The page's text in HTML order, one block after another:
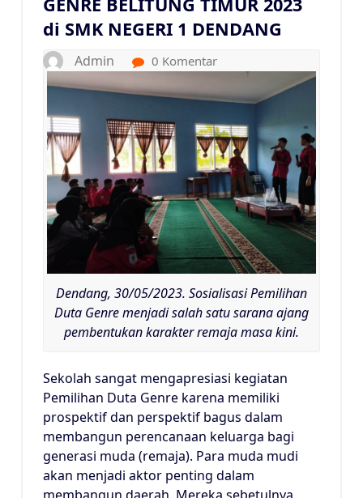
di SMK NEGERI 1 DENDANG
Admin 0 Komentar
Dendang, 30/05/2023. Sosialisasi Pemilihan
Duta Genre menjadi salah satu sarana ajang
pembentukan karakter remaja masa kini.
Sekolah sangat mengapresiasi kegiatan
Pemilihan Duta Genre karena memiliki
prospektif dan perspektif bagus dalam
membangun perencanaan keluarga bagi
generasi muda (remaja). Para muda mudi
akan menjadi aktor penting dalam